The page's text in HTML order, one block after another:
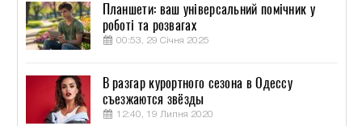
Планшети: ваш універсальний помічник у
роботі та розвагах
00:53, 29 Січня 2025
В разгар курортного сезона в Одессу
съезжаются звёзды
12:40, 19 Липня 2020